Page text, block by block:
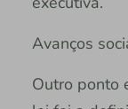
Avanços
Outro ponto